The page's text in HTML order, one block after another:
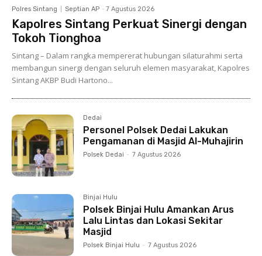
Polres Sintang Septian AP - 7 Agustus 2026
Kapolres Sintang Perkuat Sinergi dengan
Tokoh Tionghoa
Sintang – Dalam rangka mempererat hubungan silaturahmi serta
membangun sinergi dengan seluruh elemen masyarakat, Kapolres
Sintang AKBP Budi Hartono...
Dedai
Personel Polsek Dedai Lakukan
Pengamanan di Masjid Al-Muhajirin
Polsek Dedai - 7 Agustus 2026
Binjai Hulu
Polsek Binjai Hulu Amankan Arus
Lalu Lintas dan Lokasi Sekitar
Masjid
Polsek Binjai Hulu - 7 Agustus 2026